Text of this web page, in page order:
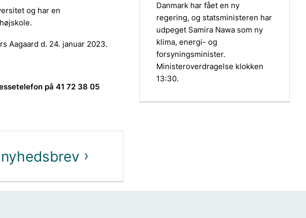
og har en
Aagaard d. 24. januar 2023.
på 41 72 38 05
Danmark har fået en ny
regering, og statsministeren har
udpeget Samira Nawa som ny
klima, energi- og
forsyningsminister.
Ministeroverdragelse klokken
13:30.